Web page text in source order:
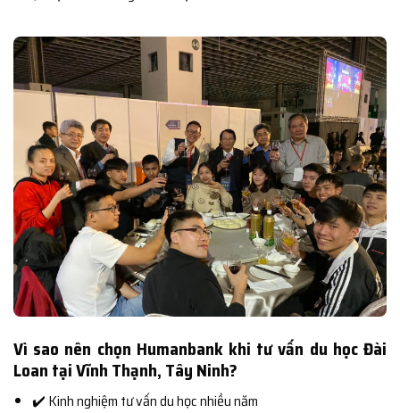
Vì sao nên chọn Humanbank khi tư vấn du học Đài
Loan tại Vĩnh Thạnh, Tây Ninh?
✔️ Kinh nghiệm tư vấn du học nhiều năm